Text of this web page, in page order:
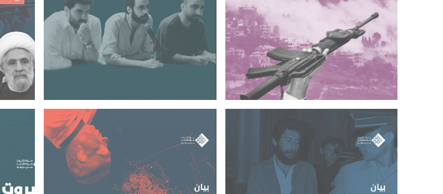
عن الدولة وحصر السلاح
كيف نصبح طرفًا مفاوضًا في الترتيبات
الإقليمية؟ كل